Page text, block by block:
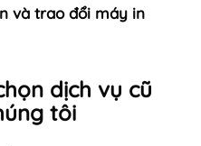
và trao đổi máy in
dịch vụ cũ
tôi